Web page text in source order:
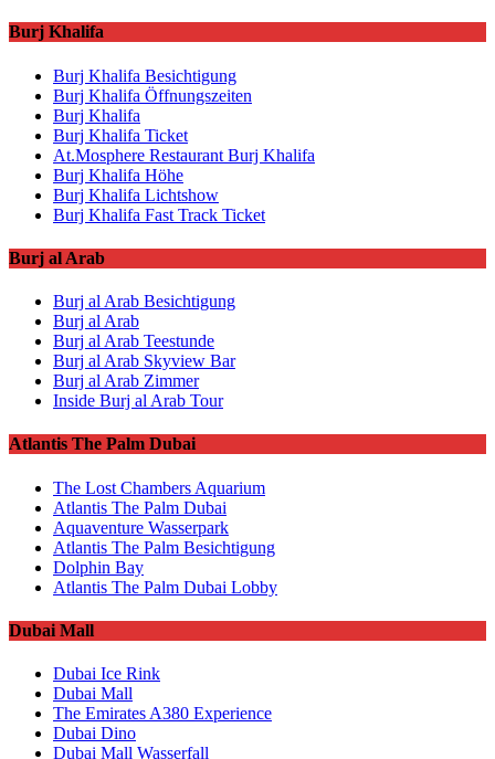
Burj Khalifa
Burj Khalifa Besichtigung
Burj Khalifa Öffnungszeiten
Burj Khalifa
Burj Khalifa Ticket
At.Mosphere Restaurant Burj Khalifa
Burj Khalifa Höhe
Burj Khalifa Lichtshow
Burj Khalifa Fast Track Ticket
Burj al Arab
Burj al Arab Besichtigung
Burj al Arab
Burj al Arab Teestunde
Burj al Arab Skyview Bar
Burj al Arab Zimmer
Inside Burj al Arab Tour
Atlantis The Palm Dubai
The Lost Chambers Aquarium
Atlantis The Palm Dubai
Aquaventure Wasserpark
Atlantis The Palm Besichtigung
Dolphin Bay
Atlantis The Palm Dubai Lobby
Dubai Mall
Dubai Ice Rink
Dubai Mall
The Emirates A380 Experience
Dubai Dino
Dubai Mall Wasserfall